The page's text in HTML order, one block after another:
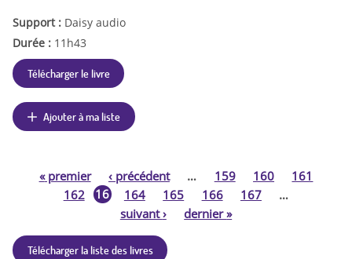
Support : Daisy audio
Durée : 11h43
Télécharger le livre
Ajouter à ma liste
«premier ‹précédent … 159 160
161
162
16
164 165 166 167
…
suivant› dernier»
Télécharger la liste des livres